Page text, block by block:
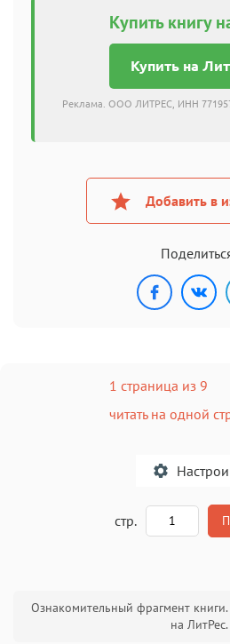
Купить книгу
Купить на
Реклама. ООО ЛИТРЕС, ИНН
Добавить в
1 страница из 9
читать на одной
стр.
Ознакомительный фрагмент
на ЛитРес.